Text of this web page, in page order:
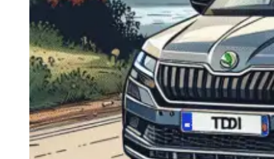
Mercedes
Navigație Mercedes C Class W203
Navigație Mercedes C Class W204
Navigație Mercedes W203
Navigație Mercedes W204
Navigație Mercedes W211
Navigație Mercedes Sprinter
Passat
Navigație Passat B5
Navigație Passat B5 5
Navigație Passat B6
Navigație Passat B7
Navigație Passat B8
Navigație Passat CC